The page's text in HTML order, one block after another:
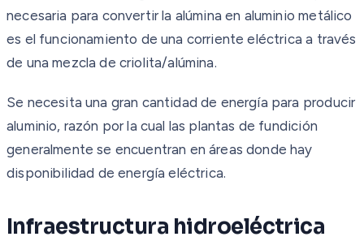
necesaria para convertir la alúmina en aluminio metálico
es el funcionamiento de una corriente eléctrica a través
de una mezcla de criolita/alúmina.
Se necesita una gran cantidad de energía para producir
aluminio, razón por la cual las plantas de fundición
generalmente se encuentran en áreas donde hay
disponibilidad de energía eléctrica.
Infraestructura hidroeléctrica